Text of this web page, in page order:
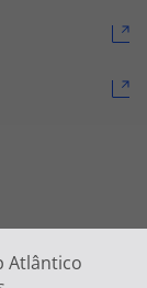
Atlântico